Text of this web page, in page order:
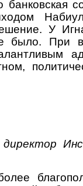
У
было. При
директор